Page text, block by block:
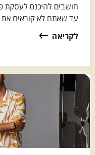
חושבים להיכנס לעסקת
עד שאתם לא קוראים את
לקריאה